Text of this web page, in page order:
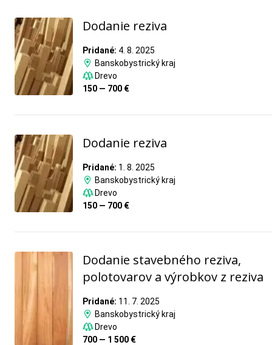
Dodanie reziva
Pridané: 4. 8. 2025
Banskobystrický kraj
Drevo
150 — 700 €
Dodanie reziva
Pridané: 1. 8. 2025
Banskobystrický kraj
Drevo
150 — 700 €
Dodanie stavebného reziva,
polotovarov a výrobkov z reziva
Pridané: 11. 7. 2025
Banskobystrický kraj
Drevo
700 — 1 500 €